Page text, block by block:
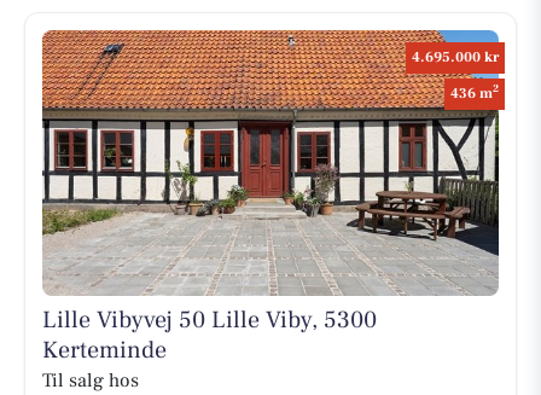
4.695.000 kr
436 m2
Lille Vibyvej 50 Lille Viby, 5300
Kerteminde
Til salg hos